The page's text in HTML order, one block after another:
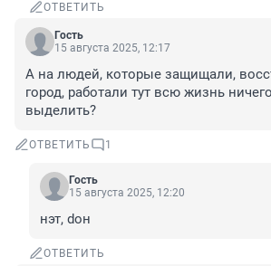
ОТВЕТИТЬ
Гость
15 августа 2025, 12:17
А на людей, которые защищали,
город, работали тут всю жизнь
выделить?
ОТВЕТИТЬ 1
Гость
15 августа 2025, 12:20
нэт, dон
ОТВЕТИТЬ